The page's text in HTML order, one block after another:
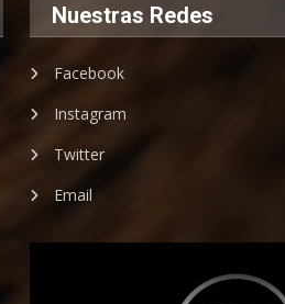
Nuestras Redes
Facebook
Instagram
Twitter
Email